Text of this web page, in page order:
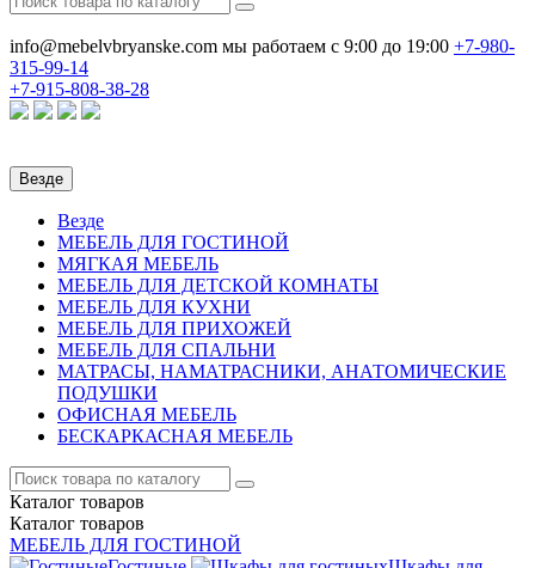
info@mebelvbryanske.com мы работаем с 9:00 до 19:00 +7-980-
315-99-14
+7-915-808-38-28
Везде
Везде
МЕБЕЛЬ ДЛЯ ГОСТИНОЙ
МЯГКАЯ МЕБЕЛЬ
МЕБЕЛЬ ДЛЯ ДЕТСКОЙ КОМНАТЫ
МЕБЕЛЬ ДЛЯ КУХНИ
МЕБЕЛЬ ДЛЯ ПРИХОЖЕЙ
МЕБЕЛЬ ДЛЯ СПАЛЬНИ
МАТРАСЫ, НАМАТРАСНИКИ, АНАТОМИЧЕСКИЕ
ПОДУШКИ
ОФИСНАЯ МЕБЕЛЬ
БЕСКАРКАСНАЯ МЕБЕЛЬ
Каталог товаров
Каталог товаров
МЕБЕЛЬ ДЛЯ ГОСТИНОЙ